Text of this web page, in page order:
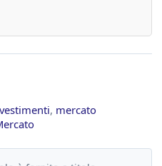
, mercato